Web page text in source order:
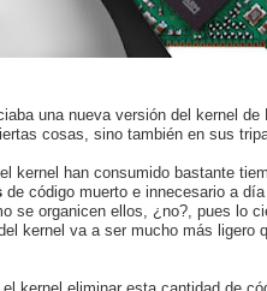
una nueva versión del kernel
cosas, sino también en sus
kernel han consumido bastante
de código muerto e innecesario a
se organicen ellos, ¿no?, pues lo
kernel va a ser mucho más ligero
kernel eliminar esta cantidad de